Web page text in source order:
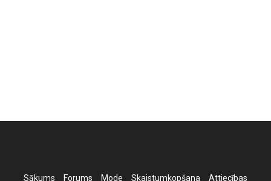
Sākums Forums Mode Skaistumkopšana Attiecības